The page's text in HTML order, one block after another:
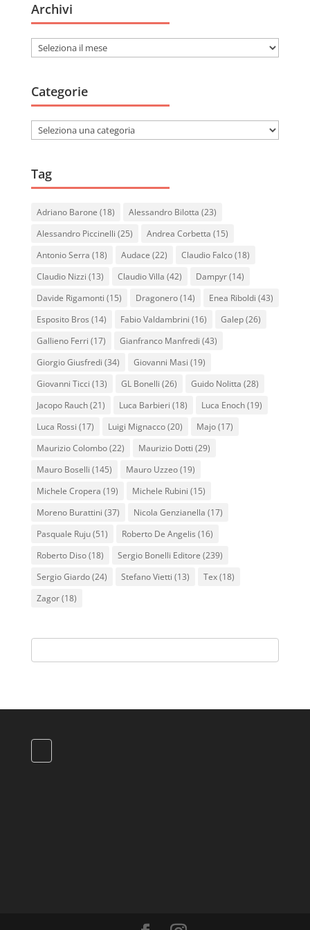
Archivi
Archivi
Categorie
Categorie
Tag
Adriano Barone (18) Alessandro Bilotta (23)
Alessandro Piccinelli (25) Andrea Corbetta (15)
Antonio Serra (18) Audace (22) Claudio Falco(18)
Claudio Nizzi (13) Claudio Villa (42) Dampyr(14)
Davide Rigamonti (15) Dragonero(14) Enea Riboldi (43)
Esposito Bros (14) Fabio Valdambrini (16) Galep(26)
Gallieno Ferri (17) Gianfranco Manfredi (43)
Giorgio Giusfredi (34) Giovanni Masi (19)
Giovanni Ticci (13) GL Bonelli (26) Guido Nolitta (28)
Jacopo Rauch(21) Luca Barbieri (18) Luca Enoch(19)
Luca Rossi (17) Luigi Mignacco(20) Majo(17)
Maurizio Colombo(22) Maurizio Dotti (29)
Mauro Boselli (145) Mauro Uzzeo(19)
Michele Cropera (19) Michele Rubini (15)
Moreno Burattini (37) Nicola Genzianella (17)
Pasquale Ruju(51) Roberto De Angelis (16)
Roberto Diso(18) Sergio Bonelli Editore (239)
Sergio Giardo(24) Stefano Vietti (13) Tex(18)
Zagor(18)